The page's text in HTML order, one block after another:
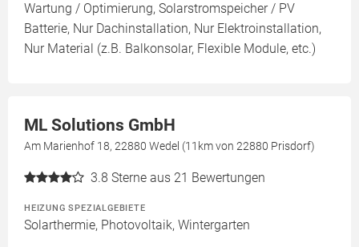
Wartung / Optimierung, Solarstromspeicher / PV
Batterie, Nur Dachinstallation, Nur Elektroinstallation,
Nur Material (z.B. Balkonsolar, Flexible Module, etc.)
ML Solutions GmbH
Am Marienhof 18, 22880 Wedel (11km von 22880 Prisdorf)
3.8 Sterne aus 21 Bewertungen
HEIZUNG SPEZIALGEBIETE
Solarthermie, Photovoltaik, Wintergarten